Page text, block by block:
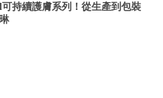
可持續護膚系列！從生產到包裝